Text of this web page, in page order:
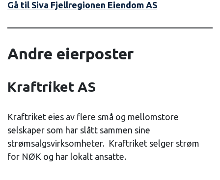
Gå til Siva Fjellregionen Eiendom AS
Andre eierposter
Kraftriket AS
Kraftriket eies av flere små og mellomstore
selskaper som har slått sammen sine
strømsalgsvirksomheter. Kraftriket selger strøm
for NØK og har lokalt ansatte.